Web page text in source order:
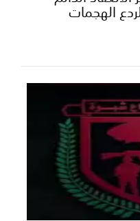
الهجمات